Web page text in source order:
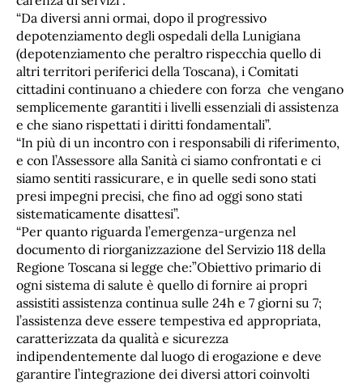
“Da diversi anni ormai, dopo il progressivo
depotenziamento degli ospedali della Lunigiana
(depotenziamento che peraltro rispecchia quello di
altri territori periferici della Toscana), i Comitati
cittadini continuano a chiedere con forza che vengano
semplicemente garantiti i livelli essenziali di assistenza
e che siano rispettati i diritti fondamentali”.
“In più di un incontro con i responsabili di riferimento,
e con l’Assessore alla Sanità ci siamo confrontati e ci
siamo sentiti rassicurare, e in quelle sedi sono stati
presi impegni precisi, che fino ad oggi sono stati
sistematicamente disattesi”.
“Per quanto riguarda l’emergenza-urgenza nel
documento di riorganizzazione del Servizio 118 della
Regione Toscana si legge che:”Obiettivo primario di
ogni sistema di salute è quello di fornire ai propri
assistiti assistenza continua sulle 24h e 7 giorni su 7;
l’assistenza deve essere tempestiva ed appropriata,
caratterizzata da qualità e sicurezza
indipendentemente dal luogo di erogazione e deve
garantire l’integrazione dei diversi attori coinvolti